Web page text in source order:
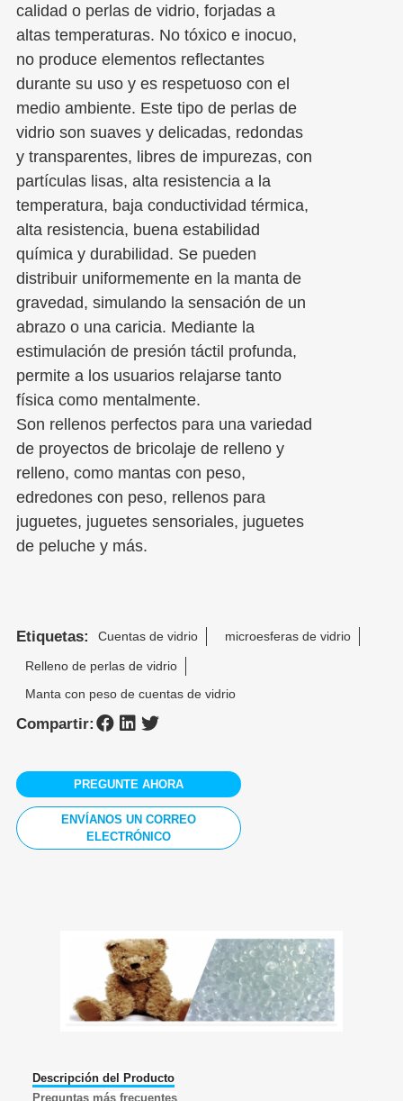
calidad o perlas de vidrio, forjadas a
altas temperaturas. No tóxico e inocuo,
no produce elementos reflectantes
durante su uso y es respetuoso con el
medio ambiente. Este tipo de perlas de
vidrio son suaves y delicadas, redondas
y transparentes, libres de impurezas, con
partículas lisas, alta resistencia a la
temperatura, baja conductividad térmica,
alta resistencia, buena estabilidad
química y durabilidad. Se pueden
distribuir uniformemente en la manta de
gravedad, simulando la sensación de un
abrazo o una caricia. Mediante la
estimulación de presión táctil profunda,
permite a los usuarios relajarse tanto
física como mentalmente.
Son rellenos perfectos para una variedad
de proyectos de bricolaje de relleno y
relleno, como mantas con peso,
edredones con peso, rellenos para
juguetes, juguetes sensoriales, juguetes
de peluche y más.
Etiquetas: Cuentas de vidrio microesferas de vidrio
Relleno de perlas de vidrio
Manta con peso de cuentas de vidrio
Compartir:
PREGUNTE AHORA
ENVÍANOS UN CORREO
ELECTRÓNICO
Descripción del Producto
Preguntas más frecuentes